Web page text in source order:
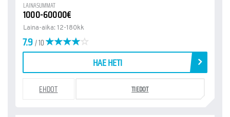
LAINASUMMAT
1000-60000€
Laina-aika: 12-180kk
7.9/ 10
HAE HETI
EHDOT TIEDOT